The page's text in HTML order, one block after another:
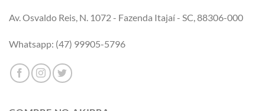
Av. Osvaldo Reis, N. 1072 - Fazenda Itajaí - SC, 88306-000
Whatsapp: (47) 99905-5796